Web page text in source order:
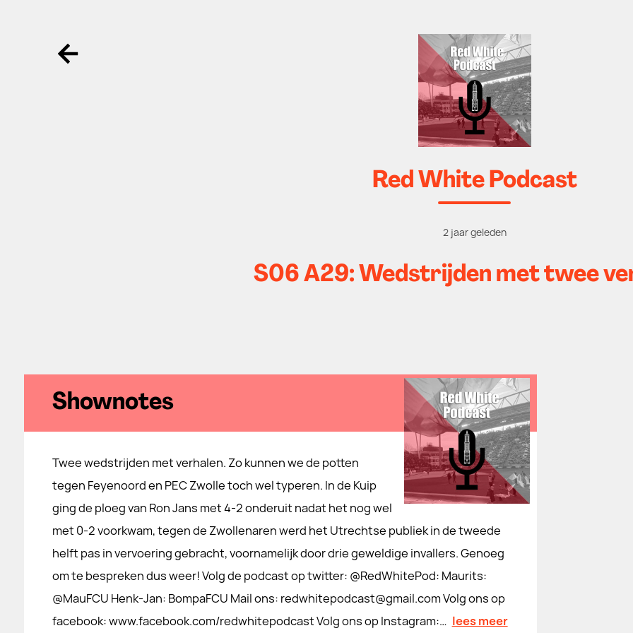
Ga terug
Red White Podcast
2 jaar geleden
S06 A29: Wedstrijden met twee
Shownotes
Twee wedstrijden met verhalen. Zo kunnen we de potten
tegen Feyenoord en PEC Zwolle toch wel typeren. In de Kuip
ging de ploeg van Ron Jans met 4-2 onderuit nadat het nog wel
met 0-2 voorkwam, tegen de Zwollenaren werd het Utrechtse publiek in de tweede
helft pas in vervoering gebracht, voornamelijk door drie geweldige invallers. Genoeg
om te bespreken dus weer! Volg de podcast op twitter: @RedWhitePod: Maurits:
@MauFCU Henk-Jan: BompaFCU Mail ons: redwhitepodcast@gmail.com Volg ons op
facebook: www.facebook.com/redwhitepodcast Volg ons op Instagram:… lees meer